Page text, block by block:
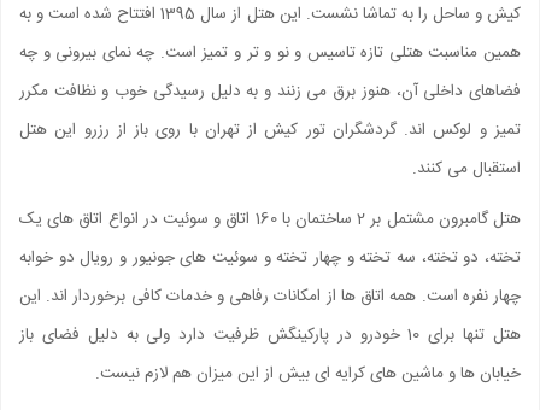
کیش و ساحل را به تماشا نشست. این هتل از سال 1395 افتتاح شده است و به
همین مناسبت هتلی تازه تاسیس و نو و تر و تمیز است. چه نمای بیرونی و چه
فضاهای داخلی آن، هنوز برق می زنند و به دلیل رسیدگی خوب و نظافت مکرر
تمیز و لوکس اند. گردشگران تور کیش از تهران با روی باز از رزرو این هتل
استقبال می کنند.
هتل گامبرون مشتمل بر 2 ساختمان با 160 اتاق و سوئیت در انواع اتاق های یک
تخته، دو تخته، سه تخته و چهار تخته و سوئیت های جونیور و رویال دو خوابه
چهار نفره است. همه اتاق ها از امکانات رفاهی و خدمات کافی برخوردار اند. این
هتل تنها برای 10 خودرو در پارکینگش ظرفیت دارد ولی به دلیل فضای باز
خیابان ها و ماشین های کرایه ای بیش از این میزان هم لازم نیست.